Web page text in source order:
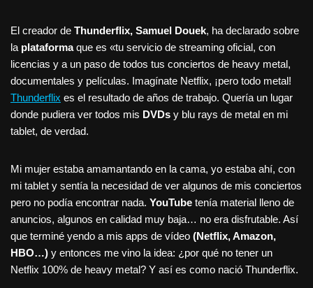
El creador de Thunderflix, Samuel Douek, ha declarado sobre
la plataformaque es «tu servicio de streaming oficial, con
licencias y a un paso de todos tus conciertos de heavy metal,
documentales y películas. Imagínate Netflix, ¡pero todo metal!
Thunderflix es el resultado de años de trabajo. Quería un lugar
donde pudiera ver todos mis DVDs y blu rays de metal en mi
tablet, de verdad.
Mi mujer estaba amamantando en la cama, yo estaba ahí, con
mi tablet y sentía la necesidad de ver algunos de mis conciertos
pero no podía encontrar nada. YouTube tenía material lleno de
anuncios, algunos en calidad muy baja… no era disfrutable. Así
que terminé yendo a mis apps de vídeo (Netflix, Amazon,
HBO…) y entonces me vino la idea: ¿por qué no tener un
Netflix 100% de heavy metal? Y así es como nació Thunderflix.